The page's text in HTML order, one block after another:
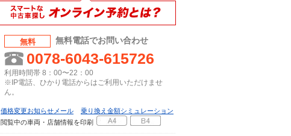
無料 無料電話でお問い合わせ
0078-6043-615726
利用時間帯 8：00〜22：00
※IP電話、ひかり電話からはご利用いただけませ
ん。
価格変更お知らせメール
乗り換え金額シミュレーション
閲覧中の車両・店舗情報を印刷